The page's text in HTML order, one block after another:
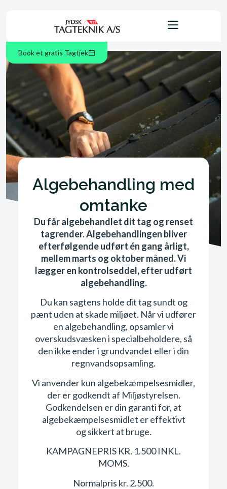
Book et gratis Tagtjek
Algebehandling med
omtanke
Du får algebehandlet dit tag og renset
tagrender. Algebehandlingen bliver
efterfølgende udført én gang årligt,
mellem marts og oktober måned. Vi
lægger en kontrolseddel, efter udført
algebehandling.
Du kan sagtens holde dit tag sundt og
pænt uden at skade miljøet. Når vi udfører
en algebehandling, opsamler vi
overskudsvæsken i specialbeholdere, så
den ikke ender i grundvandet eller i din
regnvandsopsamling.
Vi anvender kun algebekæmpelsesmidler,
der er godkendt af Miljøstyrelsen.
Godkendelsen er din garanti for, at
algebekæmpelsesmidlet er effektivt
ogsikkert at bruge.
KAMPAGNEPRIS KR. 1.500 INKL.
MOMS.
Normalpris kr. 2.500.